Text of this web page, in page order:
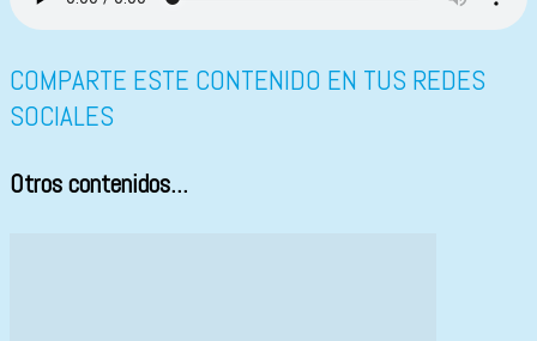
COMPARTE ESTE CONTENIDO EN TUS REDES
SOCIALES
Otros contenidos...